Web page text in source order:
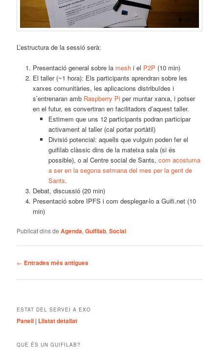
L’estructura de la sessió serà:
Presentació general sobre la meshi el P2P (10 min)
El taller (~1 hora): Els participants aprendran sobre les
xarxes comunitàries, les aplicacions distribuïdes i
s’entrenaran amb Raspberry Piper muntar xarxa, i potser
en el futur, es convertiran en facilitadors d’aquest taller.
Estimem que uns 12 participants podran participar
activament al taller (cal portar portàtil)
Divisió potencial: aquells que vulguin poden fer el
guifilab clàssic dins de la mateixa sala (si és
possible), o al Centre social de Sants,com acostuma
a ser en la segona setmana del mes per la gent de
Sants.
Debat, discussió (20 min)
Presentació sobre IPFS i com desplegar-lo a Guifi.net (10
min)
Publicat dins de Agenda,Guifilab,Social
Navegació
les
← Entrades més antigues
ESTAT DEL SERVEI A EXO
Panell | Llistat detallat
QUÈ ÉS UN GUIFILAB?